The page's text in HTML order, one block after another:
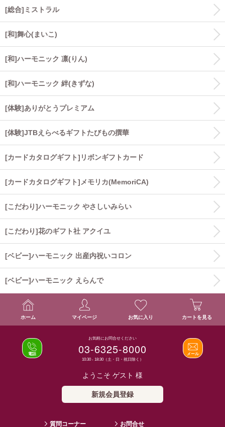
[総合]ミストラル
[和]舞心(まいこ)
[和]ハーモニック 凛(りん)
[和]ハーモニック 絆(きずな)
[体験]ありがとうプレミアム
[体験]JTBえらべるギフトたびもの撰華
[カードカタログギフト]リボンギフトカード
[カードカタログギフト]メモリカ(MemoriCA)
[こだわり]ハーモニック やさしいみらい
[こだわり]花のギフト社 アクイユ
[ベビー]ハーモニック 出産内祝いコロン
[ベビー]ハーモニック えらんで
ホーム マイページ お気に入り カートを見る
お気軽にお問合せください
03-6325-8000
10:30 - 18:30（土・日・祝日除く）
電話 メール
ようこそ ゲスト 様
新規会員登録
質問コーナー お問合せ